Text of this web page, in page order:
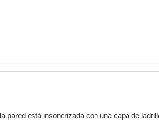
pared está insonorizada con una capa de